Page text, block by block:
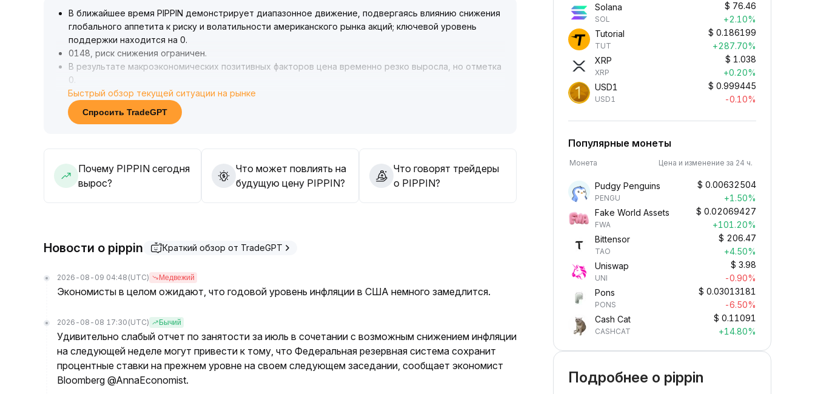
В ближайшее время PIPPIN демонстрирует диапазонное движение, подвергаясь влиянию снижения
глобального аппетита к риску и волатильности американского рынка акций; ключевой уровень
поддержки находится на 0.
0148, риск снижения ограничен.
В результате макроэкономических позитивных факторов цена временно резко выросла, но отметка
0
0197 оказала значительное давление, и устойчивости бычьей динамики недостаточно —
краткосрочное движение вверх встретило препятствия
Рекомендуется следить за динамикой в диапазоне 0
тенденции
Быстрый обзор текущей ситуации на рынке
Спросить TradeGPT
Почему PIPPIN сегодня
вырос?
Что может повлиять на
будущую цену PIPPIN?
Что говорят трейдеры
о PIPPIN?
Новости о pippin Краткий обзор от TradeGPT
2026-08-09 04:48 (UTC) Медвежий
Экономисты в целом ожидают, что годовой уровень инфляции в США немного замедлится.
2026-08-08 17:30 (UTC) Бычий
Удивительно слабый отчет по занятости за июль в сочетании с возможным снижением инфляции
на следующей неделе могут привести к тому, что Федеральная резервная система сохранит
процентные ставки на прежнем уровне на своем следующем заседании, сообщает экономист
Bloomberg @AnnaEconomist.
Solana
SOL
$ 76.46
+2.10%
Tutorial
TUT
$ 0.186199
+287.70%
XRP
XRP
$ 1.038
+0.20%
USD1
USD1
$ 0.999445
-0.10%
Популярные монеты
Монета Цена и изменение за 24 ч.
Pudgy Penguins
PENGU
$ 0.00632504
+1.50%
Fake World Assets
FWA
$ 0.02069427
+101.20%
Bittensor
TAO
$ 206.47
+4.50%
Uniswap
UNI
$ 3.98
-0.90%
Pons
PONS
$ 0.03013181
-6.50%
Cash Cat
CASHCAT
$ 0.11091
+14.80%
Подробнее о pippin